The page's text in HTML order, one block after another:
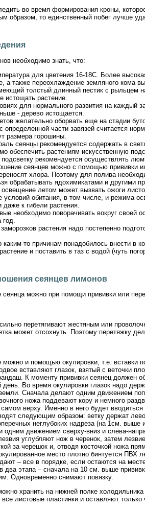
во время формирования кроны,
образом, то единственный побег лучше
необходимо знать, что:
для цветения 16-18С. Более
а также переохлаждение земляного кома
толстый длинный пестик с рыльцем
истощать растение.
для нормального развития на каждый
- дерево истощается.
желательно оборвать еще на стадии
определенной части завязей считается
размера горошины.
сеянцы рекомендуется содержать в
обеспечить растениям искусственную
рекомендуется осуществлять
сеянцев можно с помощью прививки
хлора. Поэтому для полива
обрабатывать ядохимикатами и другими
летом может вызвать ожоги
условий обитания, в том числе, и режима
к гибели растения.
необходимо поворачивать вокруг
растения надо постепенно
каким-то причинам понадобилось внести в
и поставить в таз с водой (чуть
сеянцев лимонов
сеянца можно при помощи прививки или
перетягивают жестяным или
может отсохнуть. Поэтому перетяжку
можно и помощью окулировки, т.е. вставки
вставляют глазок, взятый с веточки
К моменту прививки сеянец должен
Во время окулировки глазок надо
Сначала делают одним движением
ножа поддевают кору и немного
верху. Именно в него будет
следующим образом: ветку держат
неглубоких надреза (на 1см.
одним движением сверху-вниз и слева-
углубляют нож в черенок, затем
за черешок и, отводя косточкой ножа
место плотно бинтуется ПВХ
– все в порядке, если остаются на
этапа – сначала на 10 см. выше
Одновременно снимают повязку.
хранить на нижней полке
листовые пластинки и оставляют